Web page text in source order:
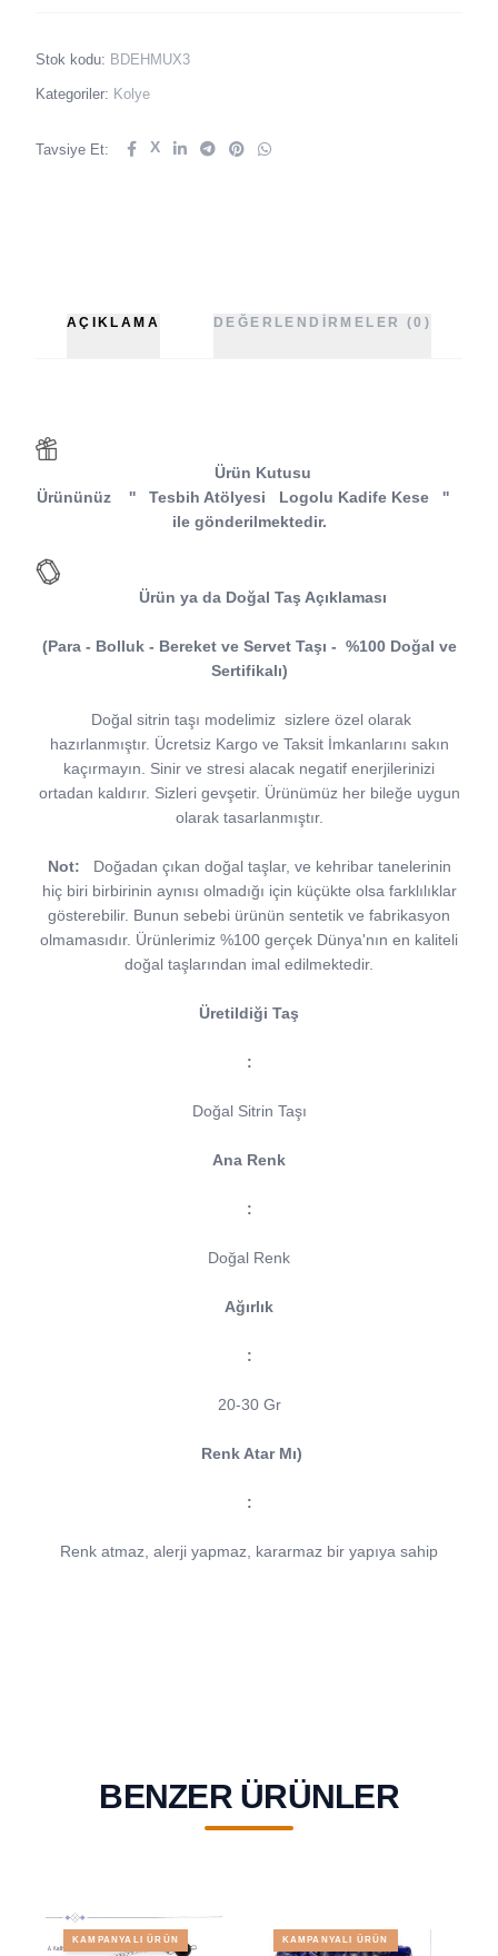
Stok kodu: BDEHMUX3
Kategoriler: Kolye
Tavsiye Et: X
AÇIKLAMA DEĞERLENDIRMELER (0)
Ürün Kutusu
Ürününüz
'' Tesbih Atölyesi Logolu Kadife Kese
''
ile gönderilmektedir.
Ürün ya da Doğal Taş Açıklaması
(Para - Bolluk - Bereket ve Servet Taşı - %100 Doğal ve
Sertifikalı)
Doğal sitrin taşı modelimiz sizlere özel olarak
hazırlanmıştır. Ücretsiz Kargo ve Taksit İmkanlarını sakın
kaçırmayın. Sinir ve stresi alacak negatif enerjilerinizi
ortadan kaldırır. Sizleri gevşetir. Ürünümüz her bileğe uygun
olarak tasarlanmıştır.
Not:
Doğadan çıkan doğal taşlar, ve kehribar tanelerinin
hiç biri birbirinin aynısı olmadığı için küçükte olsa farklılıklar
gösterebilir. Bunun sebebi ürünün sentetik ve fabrikasyon
olmamasıdır. Ürünlerimiz %100 gerçek Dünya'nın en kaliteli
doğal taşlarından imal edilmektedir.
Üretildiği Taş
:
Doğal Sitrin Taşı
Ana Renk
:
Doğal Renk
Ağırlık
:
20-30 Gr
Renk Atar Mı)
:
Renk atmaz, alerji yapmaz, kararmaz bir yapıya sahip
BENZER ÜRÜNLER
KAMPANYALI ÜRÜN KAMPANYALI ÜRÜN